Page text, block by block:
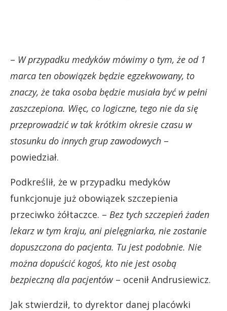
– W przypadku medyków mówimy o tym, że od 1
marca ten obowiązek będzie egzekwowany, to
znaczy, że taka osoba będzie musiała być w pełni
zaszczepiona. Więc, co logiczne, tego nie da się
przeprowadzić w tak krótkim okresie czasu w
stosunku do innych grup zawodowych –
powiedział.
Podkreślił, że w przypadku medyków
funkcjonuje już obowiązek szczepienia
przeciwko żółtaczce. – Bez tych szczepień żaden
lekarz w tym kraju, ani pielęgniarka, nie zostanie
dopuszczona do pacjenta. Tu jest podobnie. Nie
można dopuścić kogoś, kto nie jest osobą
bezpieczną dla pacjentów– ocenił Andrusiewicz.
Jak stwierdził, to dyrektor danej placówki